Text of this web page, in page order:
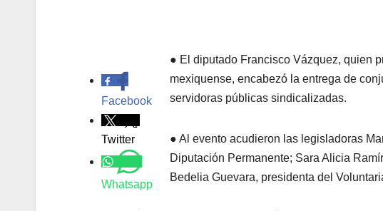
Facebook
Twitter
Whatsapp
● El diputado Francisco Vázquez, quien
mexiquense, encabezó la entrega de
servidoras públicas sindicalizadas.
● Al evento acudieron las legisladoras
Diputación Permanente; Sara Alicia
Bedelia Guevara, presidenta del